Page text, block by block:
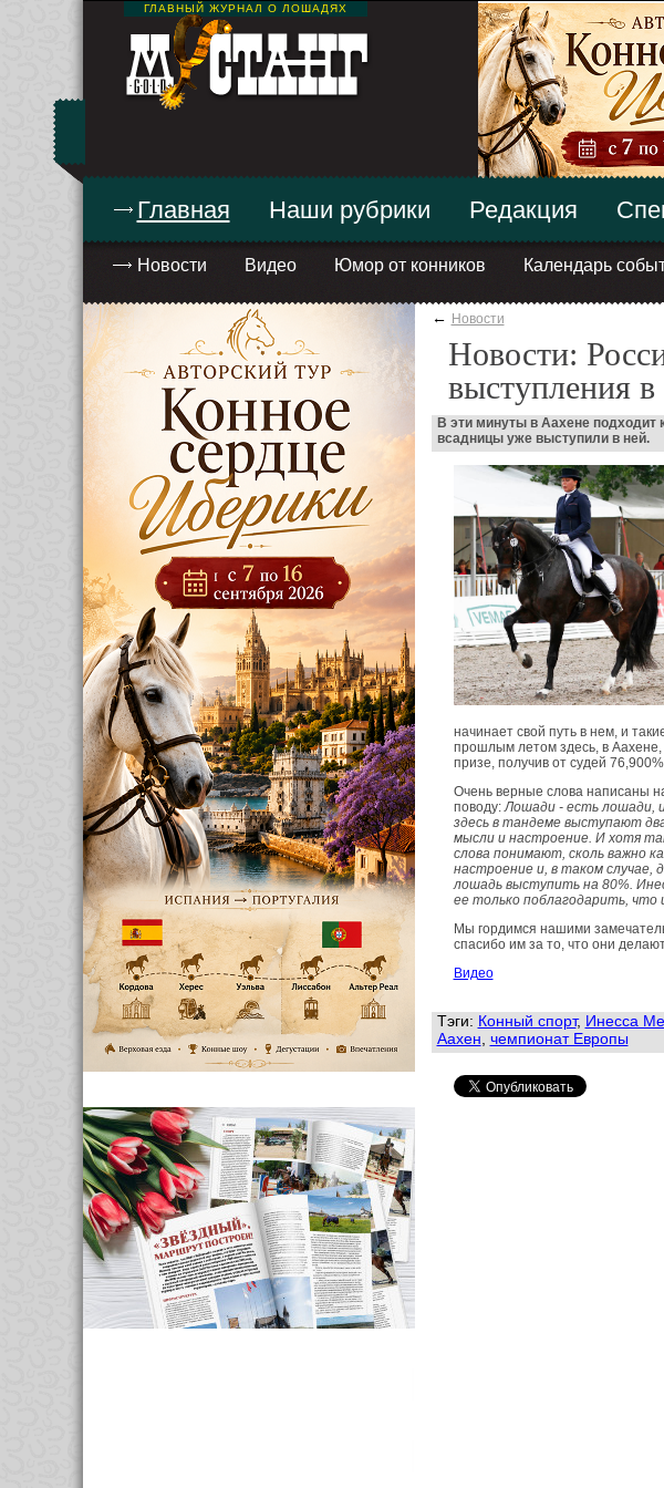
ГЛАВНЫЙ ЖУРНАЛ О ЛОШАДЯХ
Главная
Новости Видео Юмор от конников Календарь
Наши рубрики Редакция
← Новости
Новости:
выступления
В эти минуты в Аахене подходит
всадницы уже выступили в ней.
начинает свой путь в нем, и
прошлым летом здесь, в
призе, получив от судей
Очень верные слова написаны
поводу:Лошади - есть лошади,
здесь в тандеме выступают
мысли и настроение. И хотя
слова понимают, сколь важно
настроение и, в таком случае,
лошадь выступить на 80%.
ее только поблагодарить, что
Мы гордимся нашими
спасибо им за то, что они
Видео
Тэги: Конный спорт, Инесса
Аахен чемпионат Европы